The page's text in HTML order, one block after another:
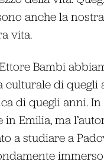
anche la
vita.
Bambi
culturale di quegli
di quegli anni. In
in Emilia, ma
a studiare a